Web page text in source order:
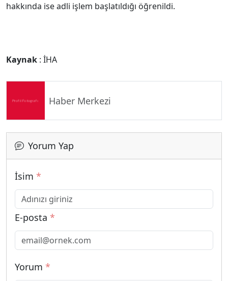
hakkında ise adli işlem başlatıldığı öğrenildi.
Kaynak : İHA
Haber Merkezi
Yorum Yap
İsim *
E-posta *
Yorum *